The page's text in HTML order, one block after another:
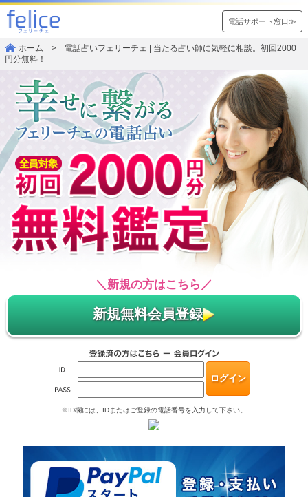
電話サポート窓口≫
ホーム > 電話占いフェリーチェ | 当たる占い師に気軽に相談。初回2000
円分無料！
＼新規の方はこちら／
新規無料会員登録
※ID欄には、IDまたはご登録の電話番号を入力して下さい。